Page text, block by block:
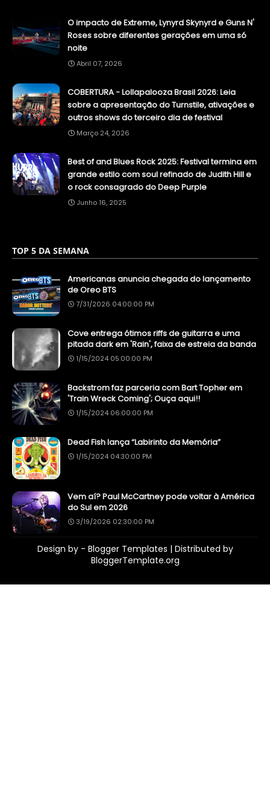
O impacto de Extreme, Lynyrd Skynyrd e Guns N'
Roses sobre diferentes gerações em uma só
noite
Abril 07, 2026
COBERTURA - Lollapalooza Brasil 2026: Leia
sobre a apresentação do Turnstile, ativações e
outros shows do terceiro dia de festival
Março 24, 2026
Best of and Blues Rock 2025: Festival termina em
grande estilo com soul refinado de Judith Hill e
o rock consagrado do Deep Purple
Junho 16, 2025
TOP 5 DA SEMANA
Americanas anuncia chegada do lançamento
de Oreo BTS
7/31/2026 04:00:00 PM
Cove entrega ótimos riffs de guitarra e uma
pitada dark em 'Rain', faixa de estreia da banda
1/15/2024 05:00:00 PM
Backstrom faz parceria com Bart Topher em
'Train Wreck Coming'; Ouça aqui!!
1/15/2024 06:00:00 PM
Dead Fish lança “Labirinto da Memória”
1/15/2024 04:30:00 PM
Vem aí? Paul McCartney pode voltar à América
do Sul em 2026
3/19/2026 02:30:00 PM
Design by - Blogger Templates | Distributed by
BloggerTemplate.org